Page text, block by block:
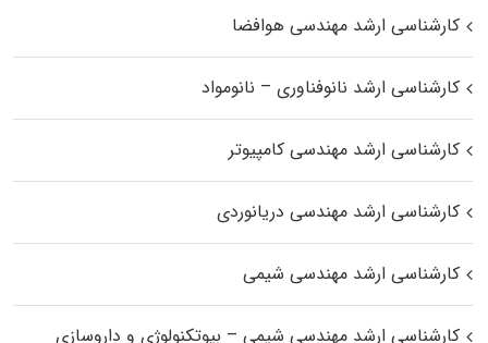
کارشناسی ارشد مهندسی هوافضا
کارشناسی ارشد نانوفناوری – نانومواد
کارشناسی ارشد مهندسی کامپیوتر
کارشناسی ارشد مهندسی دریانوردی
کارشناسی ارشد مهندسی شیمی
کارشناسی ارشد مهندسی شیمی – بیوتکنولوژی و داروسازی